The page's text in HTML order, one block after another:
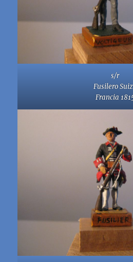
s/r
Fusilero
Francia